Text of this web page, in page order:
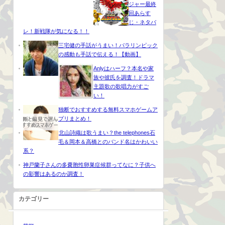
ジャー最終
回あらす
じ・ネタバ
レ！新戦隊が気になる！！
三宅健の手話がうまい！パラリンピック
の感動も手話で伝える！【動画】
Anlyはハーフ？本名や家
族や彼氏を調査！ドラマ
主題歌の歌唱力がすご
い！
独断でおすすめする無料スマホゲームア
プリまとめ！
北山詩織は歌うまい？the telephones石
毛＆岡本＆高橋とのバンド名はかわいい
系？
神戸蘭子さんの多嚢胞性卵巣症候群ってなに？子供へ
の影響はあるのか調査！
カテゴリー